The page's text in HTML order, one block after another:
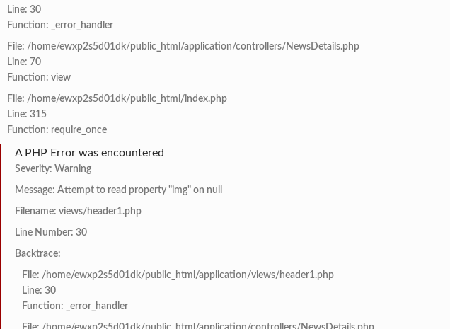
Line: 30
Function: _error_handler
File: /home/ewxp2s5d01dk/public_html/application/controllers/NewsDetails.php
Line: 70
Function: view
File: /home/ewxp2s5d01dk/public_html/index.php
Line: 315
Function: require_once
A PHP Error was encountered
Severity: Warning
Message: Attempt to read property "img" on null
Filename: views/header1.php
Line Number: 30
Backtrace:
File: /home/ewxp2s5d01dk/public_html/application/views/header1.php
Line: 30
Function: _error_handler